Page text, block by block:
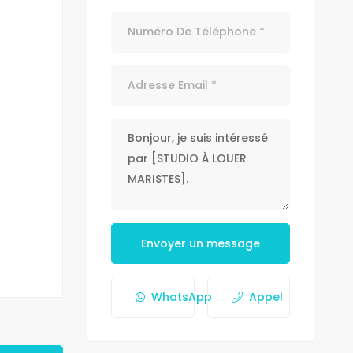
Envoyer un message
WhatsApp Appel